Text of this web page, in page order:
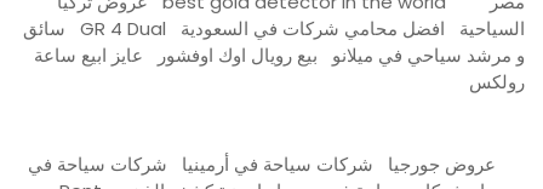
السياحية
افضل محامي شركات في السعودية GR 4 Dual
سائق
و مرشد سياحي في ميلانو
بيع رويال اوك اوفشور
عايز ابيع ساعة
رولكس
عروض جورجيا شركات سياحة في أرمينيا
شركات سياحة في